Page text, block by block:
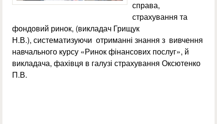
справа,
страхування та
фондовий ринок, (викладач Грищук
Н.В.), систематизуючи отриманні знання з вивчення
навчального курсу «Ринок фінансових послуг», й
викладача, фахівця в галузі страхування Оксютенко
П.В.